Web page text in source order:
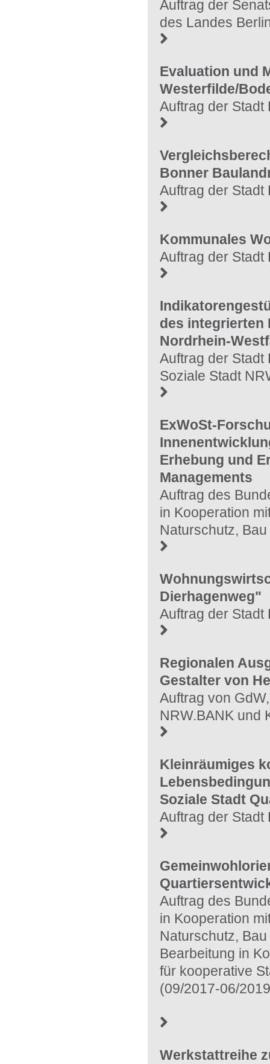
Auftrag der
des Landes
Evaluation und
Westerfilde/
Auftrag der
Bonner
Auftrag der
Kommunales
Auftrag der
des integrierten
Nordrhein-
Auftrag der
Soziale Stadt
ExWoSt-
Erhebung und
Managements
Auftrag des
in Kooperation
Naturschutz,
Dierhagenweg"
Auftrag der Stadt
Regionalen
Gestalter von
Auftrag von
NRW.BANK und
Kleinräumiges
Soziale Stadt
Auftrag der
Auftrag des
in Kooperation
Naturschutz,
Bearbeitung in
für kooperative
(09/2017-06/
Werkstattreihe